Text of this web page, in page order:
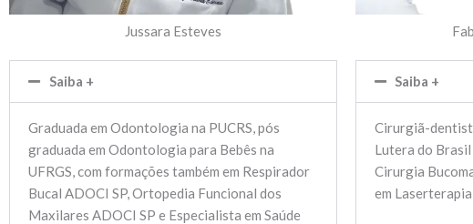
Jussara Esteves
Saiba +
Graduada em Odontologia na PUCRS, pós
graduada em Odontologia para Bebês na
UFRGS, com formações também em Respirador
Bucal ADOCI SP, Ortopedia Funcional dos
Maxilares ADOCI SP e Especialista em Saúde
Saiba +
Cirurgiã-
Lutera do Brasil
Cirurgia
em